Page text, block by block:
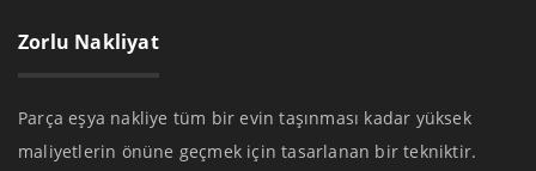
Zorlu Nakliyat
Parça eşya nakliye tüm bir evin taşınması kadar yüksek
maliyetlerin önüne geçmek için tasarlanan bir tekniktir.